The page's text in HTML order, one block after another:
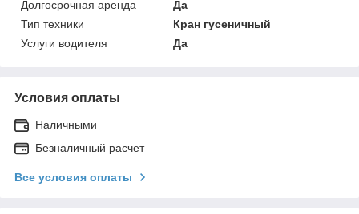
Долгосрочная аренда
Да
Тип техники
Кран гусеничный
Услуги водителя
Да
Условия оплаты
Наличными
Безналичный расчет
Все условия оплаты